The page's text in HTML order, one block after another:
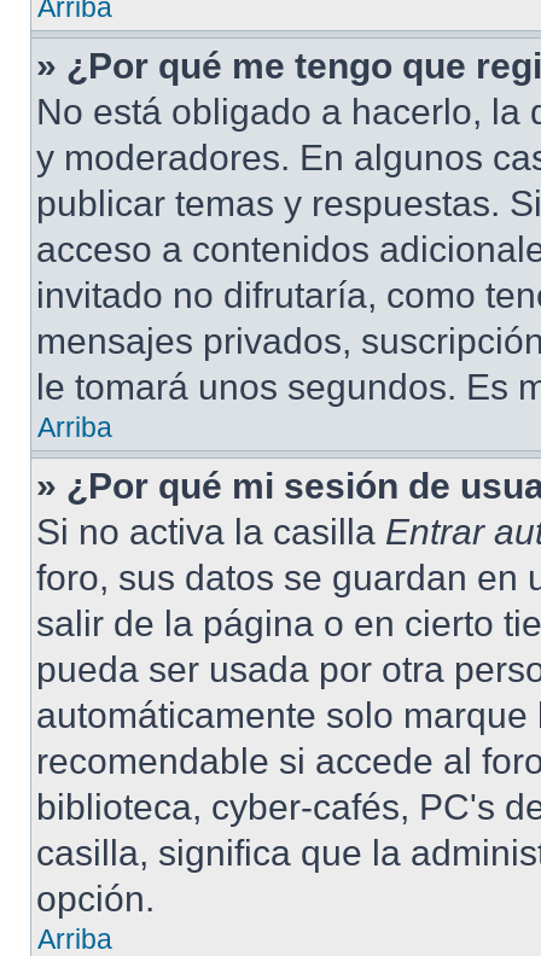
Arriba
» ¿Por qué me tengo que
No está obligado a hacerlo, la
y moderadores. En algunos
publicar temas y respuestas.
acceso a contenidos
invitado no difrutaría, como
mensajes privados,
le tomará unos segundos. Es
Arriba
» ¿Por qué mi sesión de
Si no activa la casilla Entrar
foro, sus datos se guardan en
salir de la página o en cierto
pueda ser usada por otra
automáticamente solo
recomendable si accede al
biblioteca, cyber-cafés, PC's
casilla, significa que la
opción.
Arriba